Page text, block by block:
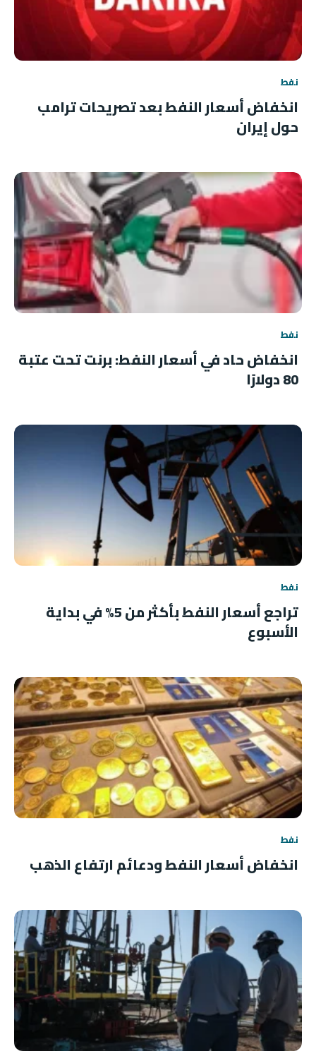
نفط
انخفاض أسعار النفط بعد تصريحات ترامب
حول إيران
نفط
انخفاض حاد في أسعار النفط: برنت تحت عتبة
80 دولارًا
نفط
تراجع أسعار النفط بأكثر من 5% في بداية
الأسبوع
نفط
انخفاض أسعار النفط ودعائم ارتفاع الذهب